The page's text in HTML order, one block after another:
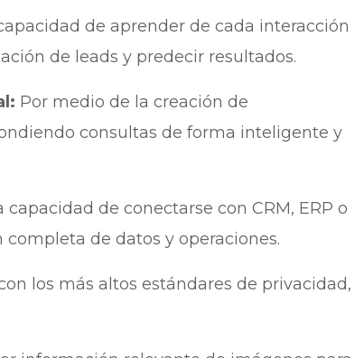
de aprender de cada interacción
de leads y predecir resultados.
Por medio de la creación de
consultas de forma inteligente y
capacidad de conectarse con CRM, ERP o
de datos y operaciones.
los más altos estándares de privacidad,